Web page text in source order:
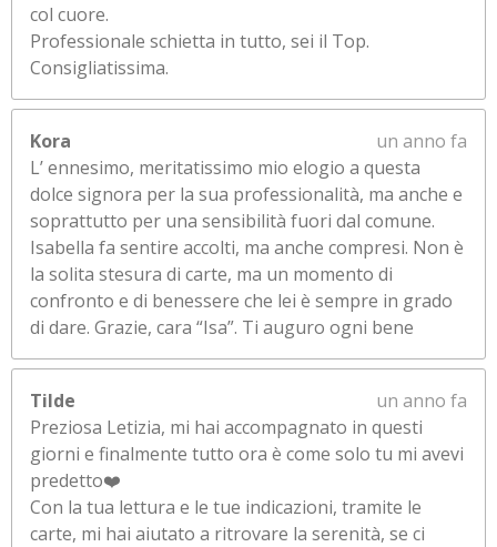
col cuore.
Professionale schietta in tutto, sei il Top.
Consigliatissima.
Kora
un anno fa
L’ ennesimo, meritatissimo mio elogio a questa
dolce signora per la sua professionalità, ma anche e
soprattutto per una sensibilità fuori dal comune.
Isabella fa sentire accolti, ma anche compresi. Non è
la solita stesura di carte, ma un momento di
confronto e di benessere che lei è sempre in grado
di dare. Grazie, cara “Isa”. Ti auguro ogni bene
Tilde
un anno fa
Preziosa Letizia, mi hai accompagnato in questi
giorni e finalmente tutto ora è come solo tu mi avevi
predetto❤️
Con la tua lettura e le tue indicazioni, tramite le
carte, mi hai aiutato a ritrovare la serenità, se ci